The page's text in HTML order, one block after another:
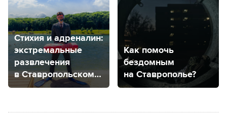
Стихия и адреналин:
экстремальные
развлечения
в Ставропольском
крае
Как помочь
бездомным
на Ставрополье?